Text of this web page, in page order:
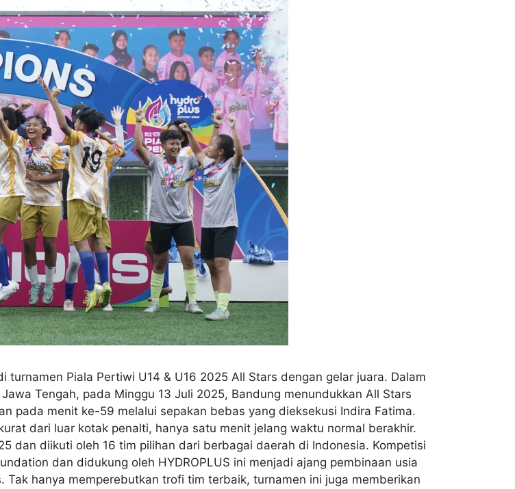
Piala Pertiwi U14 & U16 2025 All Stars dengan gelar juara. Dalam
Tengah, pada Minggu 13 Juli 2025, Bandung menundukkan All Stars
pada menit ke-59 melalui sepakan bebas yang dieksekusi Indira Fatima.
dari luar kotak penalti, hanya satu menit jelang waktu normal berakhir.
dan diikuti oleh 16 tim pilihan dari berbagai daerah di Indonesia. Kompetisi
dan didukung oleh HYDROPLUS ini menjadi ajang pembinaan usia
hanya memperebutkan trofi tim terbaik, turnamen ini juga memberikan